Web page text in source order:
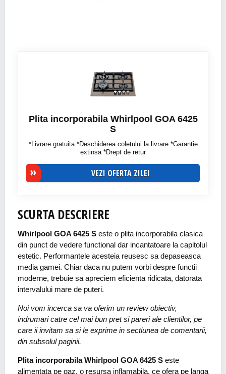
Plita incorporabila Whirlpool GOA 6425
S
*Livrare gratuita *Deschiderea coletului la livrare *Garantie
extinsa *Drept de retur
VEZI OFERTA ZILEI
SCURTA DESCRIERE
Whirlpool GOA 6425 S este o plita incorporabila clasica
din punct de vedere functional dar incantatoare la capitolul
estetic. Performantele acesteia reusesc sa depaseasca
media gamei. Chiar daca nu putem vorbi despre functii
moderne, trebuie sa apreciem eficienta ridicata, datorata
intervalului mare de puteri.
Noi vom incerca sa va oferim un review obiectiv,
indrumari catre cel mai bun pret si pareri ale clientilor, pe
care ii invitam sa si le exprime in sectiunea de comentarii,
din subsolul paginii.
Plita incorporabila Whirlpool GOA 6425 S este
alimentata pe gaz, o resursa inflamabila, ce ofera pe langa